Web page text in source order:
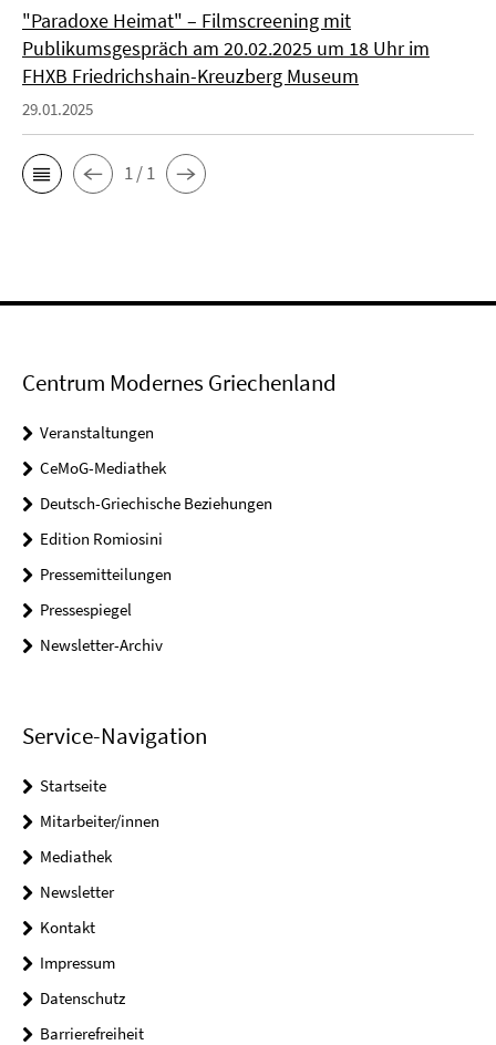
"Paradoxe Heimat" – Filmscreening mit
Publikumsgespräch am 20.02.2025 um 18 Uhr im
FHXB Friedrichshain-Kreuzberg Museum
29.01.2025
1 / 1
Centrum Modernes Griechenland
Veranstaltungen
CeMoG-Mediathek
Deutsch-Griechische Beziehungen
Edition Romiosini
Pressemitteilungen
Pressespiegel
Newsletter-Archiv
Service-Navigation
Startseite
Mitarbeiter/innen
Mediathek
Newsletter
Kontakt
Impressum
Datenschutz
Barrierefreiheit